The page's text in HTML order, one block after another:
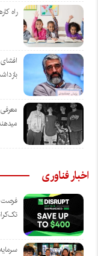
راه
اخبار فناوری
سرمایه‌گذاری ۱ میلیارد